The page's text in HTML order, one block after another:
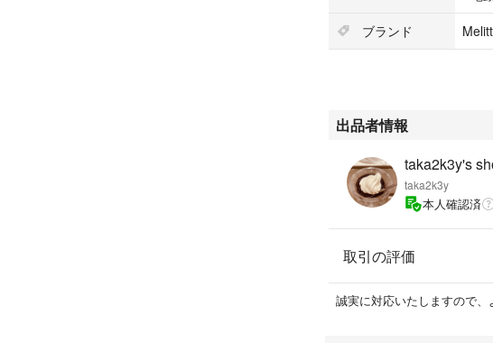
2017/12購入。購入時期は古
て保管していたため、動作に
製品の特性上、入念に清掃
ー粉が残っている箇所があ
い。
グラインダー部分にも多少
説明書、箱付属しています。
ブランド
出品者情報
taka2k3y's
taka2k3y
本人確認済
取引の評価
誠実に対応いたしますので、